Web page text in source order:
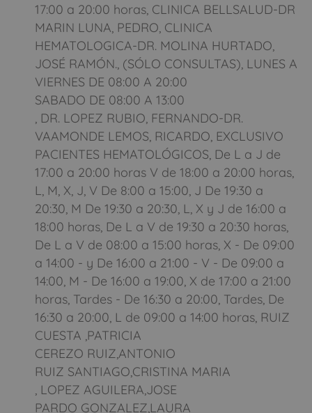
17:00 a 20:00 horas, CLINICA BELLSALUD-DR
MARIN LUNA, PEDRO, CLINICA
HEMATOLOGICA-DR. MOLINA HURTADO,
JOSÉ RAMÓN., (SÓLO CONSULTAS), LUNES A
VIERNES DE 08:00 A 20:00
SABADO DE 08:00 A 13:00
, DR. LOPEZ RUBIO, FERNANDO-DR.
VAAMONDE LEMOS, RICARDO, EXCLUSIVO
PACIENTES HEMATOLÓGICOS, De L a J de
17:00 a 20:00 horas V de 18:00 a 20:00 horas,
L, M, X, J, V De 8:00 a 15:00, J De 19:30 a
20:30, M De 19:30 a 20:30, L, X y J de 16:00 a
18:00 horas, De L a V de 19:30 a 20:30 horas,
De L a V de 08:00 a 15:00 horas, X - De 09:00
a 14:00 - y De 16:00 a 21:00 - V - De 09:00 a
14:00, M - De 16:00 a 19:00, X de 17:00 a 21:00
horas, Tardes - De 16:30 a 20:00, Tardes, De
16:30 a 20:00, L de 09:00 a 14:00 horas, RUIZ
CUESTA ,PATRICIA
CEREZO RUIZ,ANTONIO
RUIZ SANTIAGO,CRISTINA MARIA
, LOPEZ AGUILERA,JOSE
PARDO GONZALEZ,LAURA